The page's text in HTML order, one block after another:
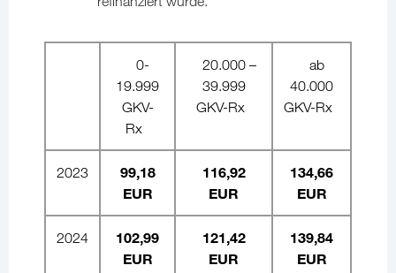
0-
19.999
GKV-
Rx
20.000 –
39.999
GKV-Rx
ab
40.000
GKV-Rx
2023
99,18
EUR
116,92
EUR
134,66
EUR
2024
102,99
EUR
121,42
EUR
139,84
EUR